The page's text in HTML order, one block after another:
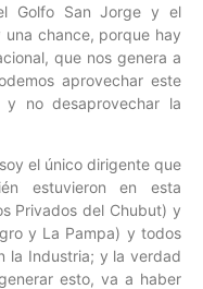
Golfo San Jorge y el
chance, porque hay
que nos genera a
aprovechar este
no desaprovechar la
el único dirigente que
estuvieron en esta
Privados del Chubut) y
y La Pampa) y todos
la Industria; y la verdad
esto, va a haber